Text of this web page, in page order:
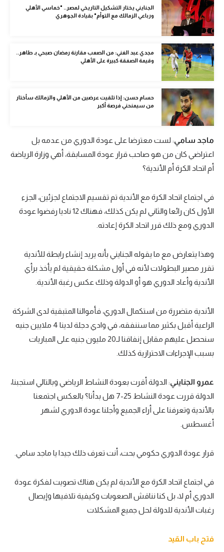
أمم إفريقيا
كرة السلة الأمريكية
كرة سلة
كرة يد
كرة طائرة
الوطن العربي
رياضة نسائية
آسيا
ركن الألعاب
Gamers
ميركاتو
تقرير في الجول
تحليل في الجول
حكايات في الجول
كويز في الجول
فيديو في الجول
الجنايني يختار التشكيل التاريخي لمصر.. "خماسي الأهلي
ورباعي الزمالك مع التوأم" بقيادة الجوهري
مجدي عبد الغني: من الصعب مقارنة رمضان صبحي بـ طاهر..
وقيمة الصفقة كبيرة على الأهلي
حسام حسن: إذا تلقيت عرضين من الأهلي والزمالك سأختار
من سيمنحني فرصة أكبر
ماجد سامي: لست معترضا على عودة الدوري من عدمه بل
اعتراضي كان من هو صاحب قرار عودة المسابقة، أهي وزارة الرياضة
أم اتحاد الكرة أم الأندية؟
في اجتماع اتحاد الكرة مع الأندية تم تقسيم الاجتماع لجزئين، الجزء
الأول كان رائعا والثاني لم يكن كذلك، فهناك 12 ناديا رفضوا عودة
الدوري ومع ذلك قرر اتحاد الكرة إعادته.
وهذا يتعارض مع ما يقوله الجنايني بأنه يريد إنشاء رابطة للأندية
تقرر مصير البطولات لأنه في أول مشكلة حقيقية لم يأخذ برأي
الأندية وأعاد الدوري هو أو الدولة وذلك عكس رغبة الأندية.
الأندية متضررة من استكمال الدوري، فأموالنا المتبقية لدى الشركة
الراعية أقبل بكثير مما سننفقه، في وادي دجلة لدينا 4 ملايين جنيه
سنحصل عليهم مقابل إنفاقنا لـ20 مليون جنيه على المباريات
بسبب الإجراءات الاحترازية كذلك.
عمرو الجنايني: الدولة أقرت بعودة النشاط الرياضي وبالتالي استجبنا،
الدولة قررت عودة النشاط 25-7 هل بدأنا؟ بالعكس اجتمعنا
بالأندية وتعرفنا على أراء الجميع وأجلنا عودة الدوري لشهر
أغسطس.
قرار عودة الدوري حكومي بحت، أنت تعرف ذلك جيدا يا ماجد سامي.
في اجتماع اتحاد الكرة مع الأندية لم يكن هناك تصويت لفكرة عودة
الدوري أم لا، بل كنا نناقش الصعوبات وكيفية تلافيها وإيصال
رغبات الأندية للدولة لحل جميع المشكلات
فتح باب القيد